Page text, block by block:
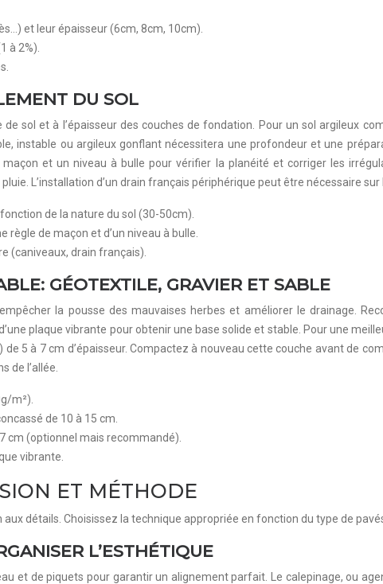
et leur épaisseur (6cm, 8cm, 10cm).
à 2%).
DU SOL
sol et à l’épaisseur des couches de fondation. Pour un sol argileux
instable ou argileux gonflant nécessitera une profondeur et une
et un niveau à bulle pour vérifier la planéité et corriger les
L’installation d’un drain français périphérique peut être nécessaire
de la nature du sol (30-50cm).
règle de maçon et d’un niveau à bulle.
(caniveaux, drain français).
GÉOTEXTILE, GRAVIER ET SABLE
la pousse des mauvaises herbes et améliorer le drainage.
plaque vibrante pour obtenir une base solide et stable. Pour une
5 à 7 cm d’épaisseur. Compactez à nouveau cette couche avant de
de l’allée.
m²).
de 10 à 15 cm.
cm (optionnel mais recommandé).
vibrante.
ET MÉTHODE
détails. Choisissez la technique appropriée en fonction du type de
L’ESTHÉTIQUE
et de piquets pour garantir un alignement parfait. Le calepinage, ou